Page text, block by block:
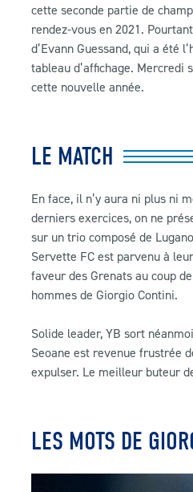
cette seconde partie de
rendez-vous en 2021.
d’Evann Guessand, qui a été
tableau d’affichage. Mercredi
cette nouvelle année.
LE MATCH
En face, il n’y aura ni plus ni
derniers exercices, on ne
sur un trio composé de
Servette FC est parvenu à
faveur des Grenats au coup
hommes de Giorgio Contini.
Solide leader, YB sort
Seoane est revenue frustrée
expulser. Le meilleur buteur
LES MOTS DE